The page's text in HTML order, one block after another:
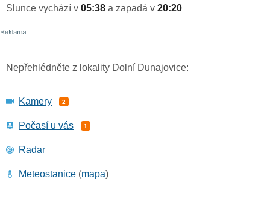
Slunce vychází v 05:38 a zapadá v 20:20
Nepřehlédněte z lokality Dolní Dunajovice:
Kamery 2
Počasí u vás 1
Radar
Meteostanice (mapa)